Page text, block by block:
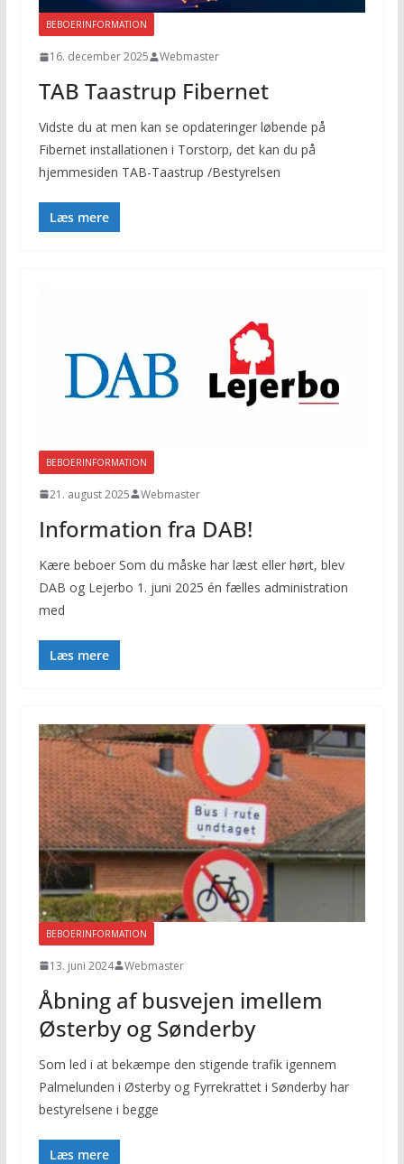
BEBOERINFORMATION
16. december 2025 Webmaster
TAB Taastrup Fibernet
Vidste du at men kan se opdateringer løbende på
Fibernet installationen i Torstorp, det kan du på
hjemmesiden TAB-Taastrup /Bestyrelsen
Læs mere
BEBOERINFORMATION
21. august 2025 Webmaster
Information fra DAB!
Kære beboer Som du måske har læst eller hørt, blev
DAB og Lejerbo 1. juni 2025 én fælles administration
med
Læs mere
BEBOERINFORMATION
13. juni 2024 Webmaster
Åbning af busvejen imellem
Østerby og Sønderby
Som led i at bekæmpe den stigende trafik igennem
Palmelunden i Østerby og Fyrrekrattet i Sønderby har
bestyrelsene i begge
Læs mere